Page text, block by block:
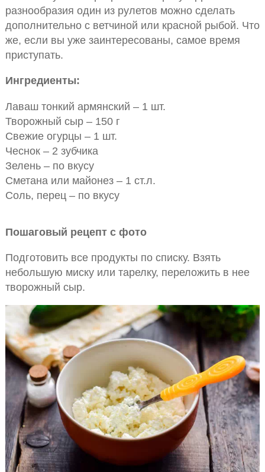
разнообразия один из рулетов можно сделать
дополнительно с ветчиной или красной рыбой. Что
же, если вы уже заинтересованы, самое время
приступать.
Ингредиенты:
Лаваш тонкий армянский – 1 шт.
Творожный сыр – 150 г
Свежие огурцы – 1 шт.
Чеснок – 2 зубчика
Зелень – по вкусу
Сметана или майонез – 1 ст.л.
Соль, перец – по вкусу
Пошаговый рецепт с фото
Подготовить все продукты по списку. Взять
небольшую миску или тарелку, переложить в нее
творожный сыр.